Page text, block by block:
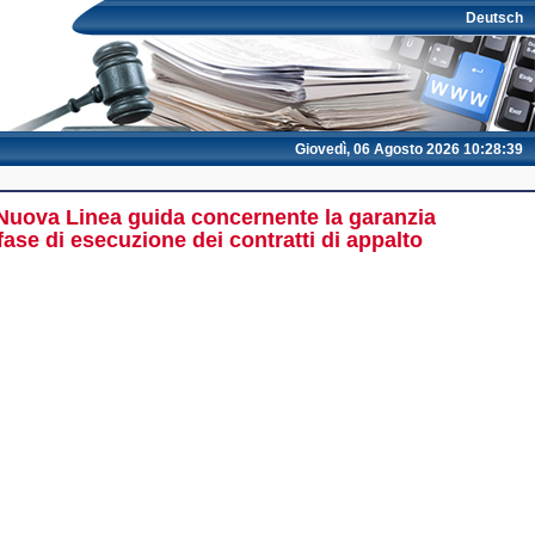
Deutsch
Giovedì, 06 Agosto 2026 10:28:39
Linea guida concernente la garanzia
di esecuzione dei contratti di appalto